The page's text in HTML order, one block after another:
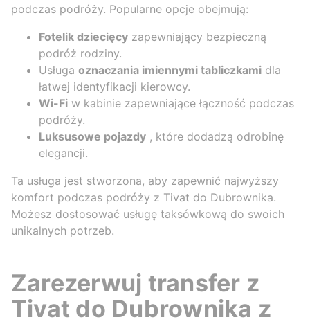
podczas podróży. Popularne opcje obejmują:
Fotelik dziecięcy zapewniający bezpieczną
podróż rodziny.
Usługa oznaczania imiennymi tabliczkami dla
łatwej identyfikacji kierowcy.
Wi-Fi w kabinie zapewniające łączność podczas
podróży.
Luksusowe pojazdy , które dodadzą odrobinę
elegancji.
Ta usługa jest stworzona, aby zapewnić najwyższy
komfort podczas podróży z Tivat do Dubrownika.
Możesz dostosować usługę taksówkową do swoich
unikalnych potrzeb.
Zarezerwuj transfer z
Tivat do Dubrownika z